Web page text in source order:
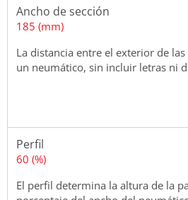
Ancho de sección
185 (mm)
La distancia entre el exterior de
un neumático, sin incluir letras ni
Perfil
60 (%)
El perfil determina la altura de la